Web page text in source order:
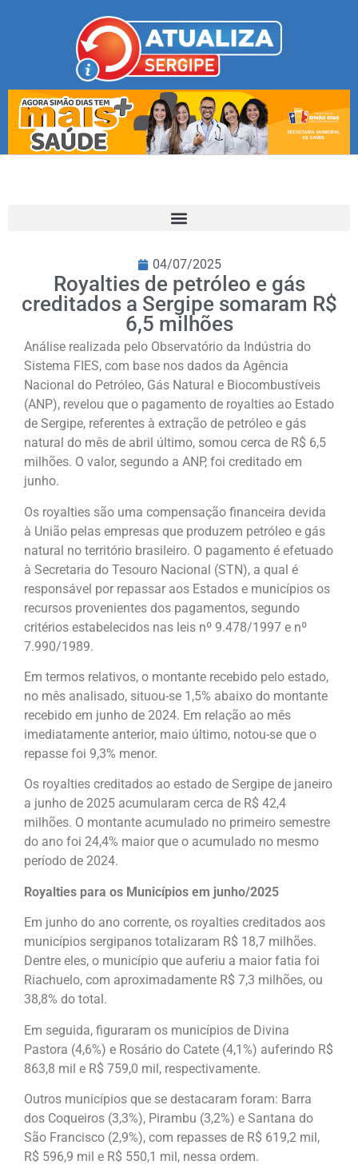
04/07/2025
Royalties de petróleo e gás
creditados a Sergipe somaram R$
6,5 milhões
Análise realizada pelo Observatório da Indústria do
Sistema FIES, com base nos dados da Agência
Nacional do Petróleo, Gás Natural e Biocombustíveis
(ANP), revelou que o pagamento de royalties ao Estado
de Sergipe, referentes à extração de petróleo e gás
natural do mês de abril último, somou cerca de R$ 6,5
milhões. O valor, segundo a ANP, foi creditado em
junho.
Os royalties são uma compensação financeira devida
à União pelas empresas que produzem petróleo e gás
natural no território brasileiro. O pagamento é efetuado
à Secretaria do Tesouro Nacional (STN), a qual é
responsável por repassar aos Estados e municípios os
recursos provenientes dos pagamentos, segundo
critérios estabelecidos nas leis nº 9.478/1997 e nº
7.990/1989.
Em termos relativos, o montante recebido pelo estado,
no mês analisado, situou-se 1,5% abaixo do montante
recebido em junho de 2024. Em relação ao mês
imediatamente anterior, maio último, notou-se que o
repasse foi 9,3% menor.
Os royalties creditados ao estado de Sergipe de janeiro
a junho de 2025 acumularam cerca de R$ 42,4
milhões. O montante acumulado no primeiro semestre
do ano foi 24,4% maior que o acumulado no mesmo
período de 2024.
Royalties para os Municípios em junho/2025
Em junho do ano corrente, os royalties creditados aos
municípios sergipanos totalizaram R$ 18,7 milhões.
Dentre eles, o município que auferiu a maior fatia foi
Riachuelo, com aproximadamente R$ 7,3 milhões, ou
38,8% do total.
Em seguida, figuraram os municípios de Divina
Pastora (4,6%) e Rosário do Catete (4,1%) auferindo R$
863,8 mil e R$ 759,0 mil, respectivamente.
Outros municípios que se destacaram foram: Barra
dos Coqueiros (3,3%), Pirambu (3,2%) e Santana do
São Francisco (2,9%), com repasses de R$ 619,2 mil,
R$ 596,9 mil e R$ 550,1 mil, nessa ordem.